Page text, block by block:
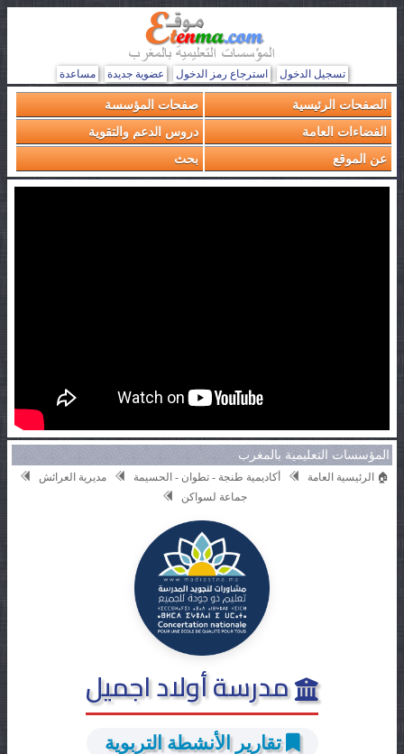
تسجيل الدخول استرجاع رمز الدخول عضوية جديدة مساعدة
الصفحات الرئيسية
صفحات المؤسسة
الفضاءات العامة
دروس الدعم والتقوية
عن الموقع
بحث
المؤسسات التعليمية بالمغرب
🏠 الرئيسية العامة أكاديمية طنجة - تطوان - الحسيمة
مديرية العرائش
جماعة لسواكن
مدرسة أولاد اجميل
تقارير الأنشطة التربوية